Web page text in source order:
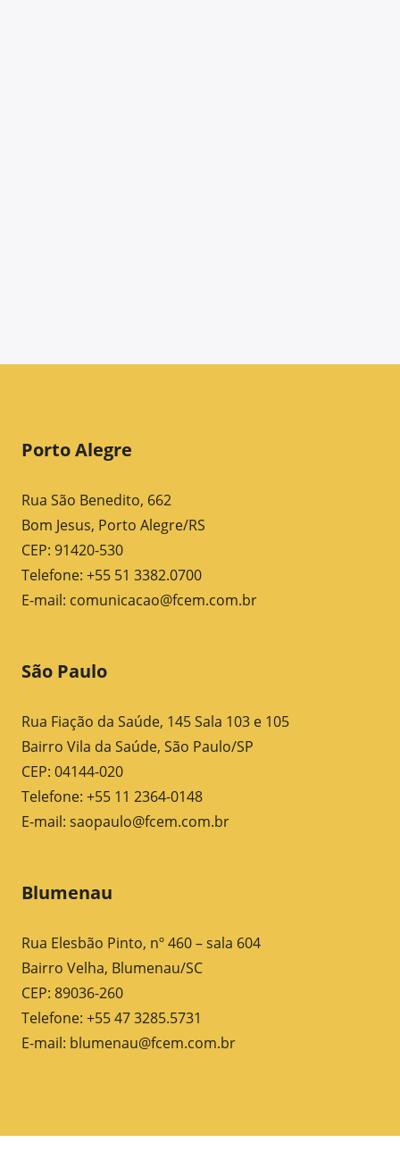
Porto Alegre
Rua São Benedito, 662
Bom Jesus, Porto Alegre/RS
CEP: 91420-530
Telefone: +55 51 3382.0700
E-mail: comunicacao@fcem.com.br
São Paulo
Rua Fiação da Saúde, 145 Sala 103 e 105
Bairro Vila da Saúde, São Paulo/SP
CEP: 04144-020
Telefone: +55 11 2364-0148
E-mail: saopaulo@fcem.com.br
Blumenau
Rua Elesbão Pinto, nº 460 – sala 604
Bairro Velha, Blumenau/SC
CEP: 89036-260
Telefone: +55 47 3285.5731
E-mail: blumenau@fcem.com.br